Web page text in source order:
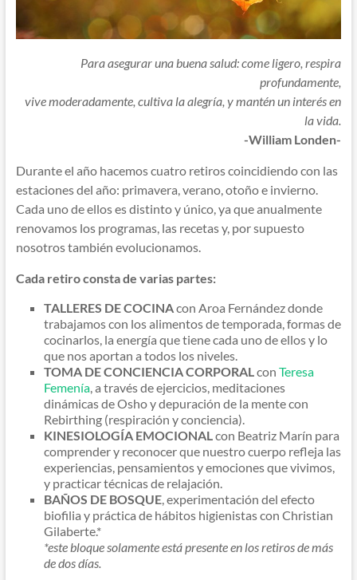
Para asegurar una buena salud: come ligero, respira
profundamente,
vive moderadamente, cultiva la alegría, y mantén un interés en
la vida.
-William Londen-
Durante el año hacemos cuatro retiros coincidiendo con las
estaciones del año: primavera, verano, otoño e invierno.
Cada uno de ellos es distinto y único, ya que anualmente
renovamos los programas, las recetas y, por supuesto
nosotros también evolucionamos.
Cada retiro consta de varias partes:
TALLERES DE COCINAcon Aroa Fernández donde
trabajamos con los alimentos de temporada, formas de
cocinarlos, la energía que tiene cada uno de ellos y lo
que nos aportan a todos los niveles.
TOMA DE CONCIENCIA CORPORAL con Teresa
Femenía, a través de ejercicios, meditaciones
dinámicas de Osho y depuración de la mente con
Rebirthing (respiración y conciencia).
KINESIOLOGÍA EMOCIONAL con Beatriz Marín para
comprender y reconocer que nuestro cuerpo refleja las
experiencias, pensamientos y emociones que vivimos,
y practicar técnicas de relajación.
BAÑOS DE BOSQUE, experimentación del efecto
biofilia y práctica de hábitos higienistas con Christian
Gilaberte.*
*este bloque solamente está presente en los retiros de más
de dos días.